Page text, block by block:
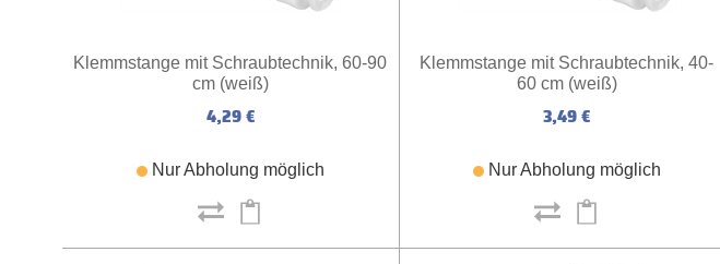
Klemmstange mit Schraubtechnik, 60-90
cm (weiß)
4,29 €
Nur Abholung möglich
Klemmstange mit Schraubtechnik, 40-
60 cm (weiß)
3,49 €
Nur Abholung möglich